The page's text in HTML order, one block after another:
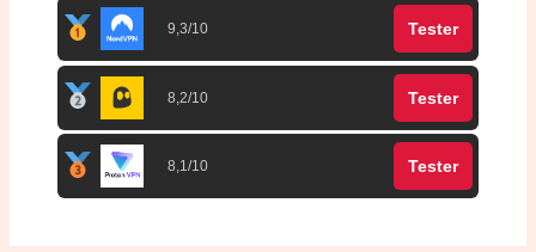
9,3/10 Tester
8,2/10 Tester
8,1/10 Tester